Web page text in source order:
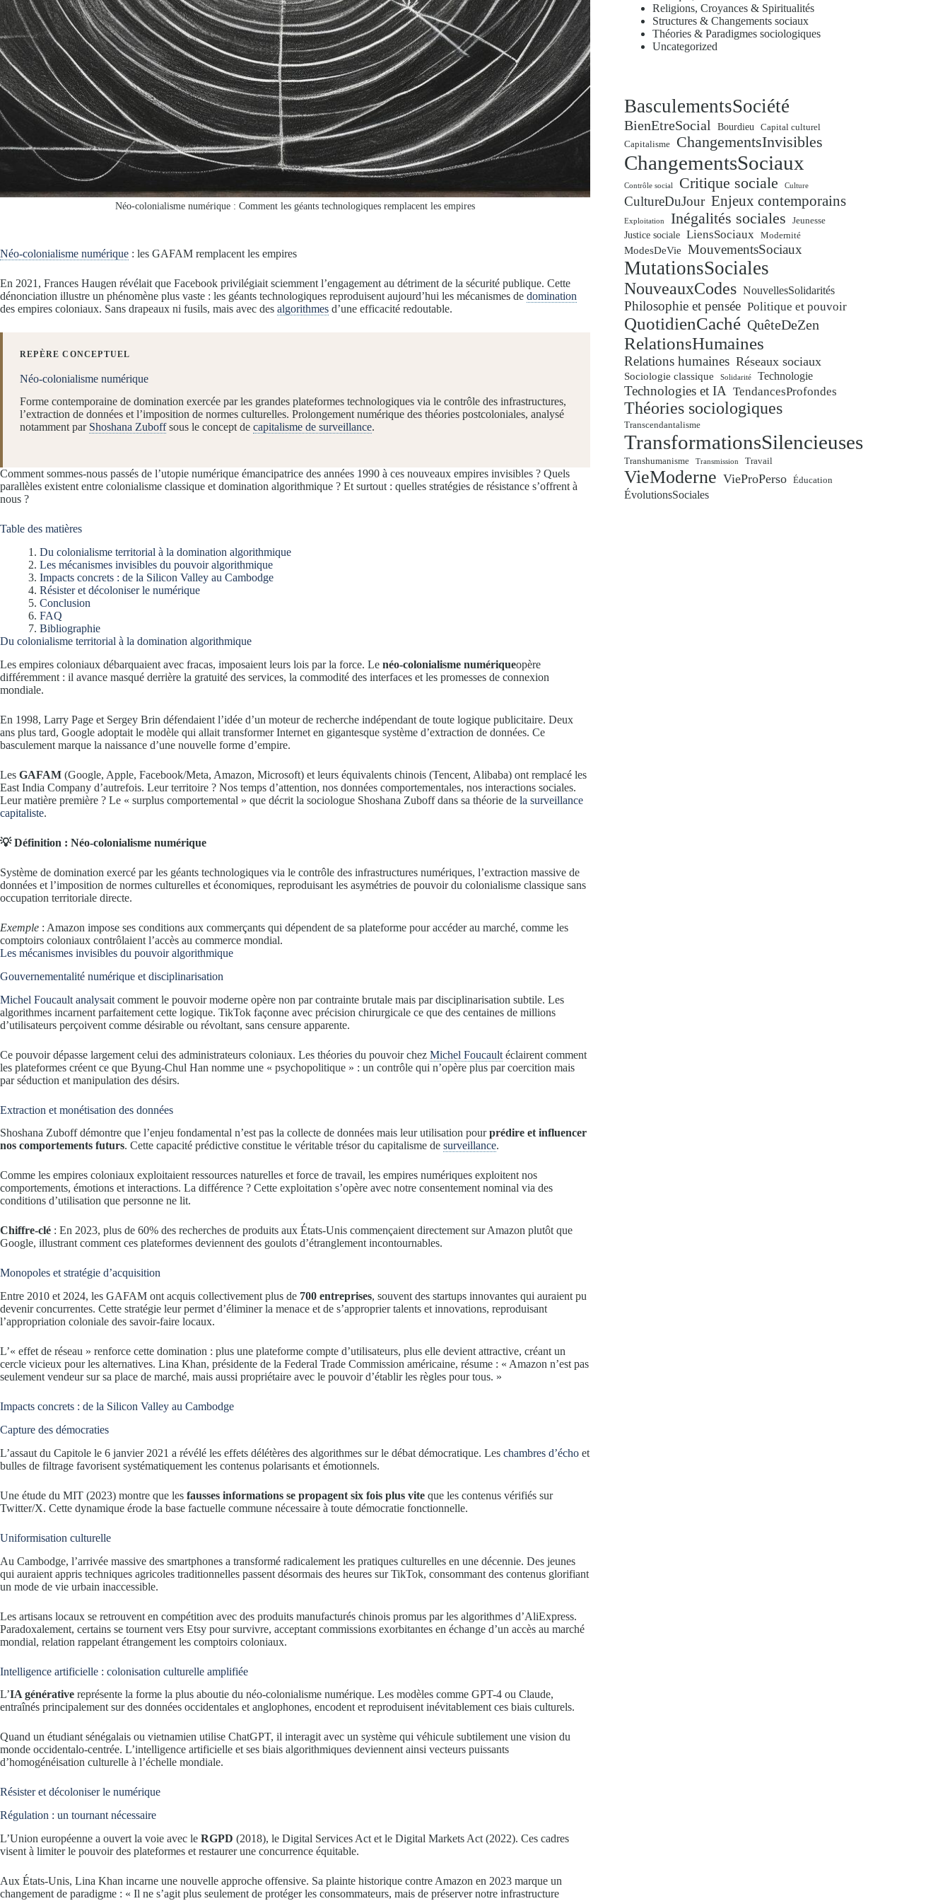
Néo-colonialisme numérique : Comment les géants technologiques remplacent les empires
Néo-colonialisme numérique : les GAFAM remplacent les empires
En 2021, Frances Haugen révélait que Facebook privilégiait sciemment l’engagement au détriment de la sécurité publique. Cette
dénonciation illustre un phénomène plus vaste : les géants technologiques reproduisent aujourd’hui les mécanismes de domination
des empires coloniaux. Sans drapeaux ni fusils, mais avec des algorithmes d’une efficacité redoutable.
REPÈRE CONCEPTUEL
Néo-colonialisme numérique
Forme contemporaine de domination exercée par les grandes plateformes technologiques via le contrôle des infrastructures,
l’extraction de données et l’imposition de normes culturelles. Prolongement numérique des théories postcoloniales, analysé
notamment par Shoshana Zuboffsous le concept de capitalisme de surveillance.
Comment sommes-nous passés de l’utopie numérique émancipatrice des années 1990 à ces nouveaux empires invisibles ? Quels
parallèles existent entre colonialisme classique et domination algorithmique ? Et surtout : quelles stratégies de résistance s’offrent à
nous ?
Table des matières
Du colonialisme territorial à la domination algorithmique
Les mécanismes invisibles du pouvoir algorithmique
Impacts concrets : de la Silicon Valley au Cambodge
Résister et décoloniser le numérique
Conclusion
FAQ
Bibliographie
Du colonialisme territorial à la domination algorithmique
Les empires coloniaux débarquaient avec fracas, imposaient leurs lois par la force. Le néo-colonialisme numériqueopère
différemment : il avance masqué derrière la gratuité des services, la commodité des interfaces et les promesses de connexion
mondiale.
En 1998, Larry Page et Sergey Brin défendaient l’idée d’un moteur de recherche indépendant de toute logique publicitaire. Deux
ans plus tard, Google adoptait le modèle qui allait transformer Internet en gigantesque système d’extraction de données. Ce
basculement marque la naissance d’une nouvelle forme d’empire.
Les GAFAM (Google, Apple, Facebook/Meta, Amazon, Microsoft) et leurs équivalents chinois (Tencent, Alibaba) ont remplacé les
East India Company d’autrefois. Leur territoire ? Nos temps d’attention, nos données comportementales, nos interactions sociales.
Leur matière première ? Le « surplus comportemental » que décrit la sociologue Shoshana Zuboff dans sa théorie de la surveillance
capitaliste.
💡 Définition : Néo-colonialisme numérique
Système de domination exercé par les géants technologiques via le contrôle des infrastructures numériques, l’extraction massive de
données et l’imposition de normes culturelles et économiques, reproduisant les asymétries de pouvoir du colonialisme classique sans
occupation territoriale directe.
Exemple : Amazon impose ses conditions aux commerçants qui dépendent de sa plateforme pour accéder au marché, comme les
comptoirs coloniaux contrôlaient l’accès au commerce mondial.
Les mécanismes invisibles du pouvoir algorithmique
Gouvernementalité numérique et disciplinarisation
Michel Foucault analysait comment le pouvoir moderne opère non par contrainte brutale mais par disciplinarisation subtile. Les
algorithmes incarnent parfaitement cette logique. TikTok façonne avec précision chirurgicale ce que des centaines de millions
d’utilisateurs perçoivent comme désirable ou révoltant, sans censure apparente.
Ce pouvoir dépasse largement celui des administrateurs coloniaux. Les théories du pouvoir chez Michel Foucault éclairent comment
les plateformes créent ce que Byung-Chul Han nomme une « psychopolitique » : un contrôle qui n’opère plus par coercition mais
par séduction et manipulation des désirs.
Extraction et monétisation des données
Shoshana Zuboff démontre que l’enjeu fondamental n’est pas la collecte de données mais leur utilisation pourprédire et influencer
nos comportements futurs. Cette capacité prédictive constitue le véritable trésor du capitalisme de surveillance.
Comme les empires coloniaux exploitaient ressources naturelles et force de travail, les empires numériques exploitent nos
comportements, émotions et interactions. La différence ? Cette exploitation s’opère avec notre consentement nominal via des
conditions d’utilisation que personne ne lit.
Chiffre-clé : En 2023, plus de 60% des recherches de produits aux États-Unis commençaient directement sur Amazon plutôt que
Google, illustrant comment ces plateformes deviennent des goulots d’étranglement incontournables.
Monopoles et stratégie d’acquisition
Entre 2010 et 2024, les GAFAM ont acquis collectivement plus de 700 entreprises, souvent des startups innovantes qui auraient pu
devenir concurrentes. Cette stratégie leur permet d’éliminer la menace et de s’approprier talents et innovations, reproduisant
l’appropriation coloniale des savoir-faire locaux.
L’« effet de réseau » renforce cette domination : plus une plateforme compte d’utilisateurs, plus elle devient attractive, créant un
cercle vicieux pour les alternatives. Lina Khan, présidente de la Federal Trade Commission américaine, résume : « Amazon n’est pas
seulement vendeur sur sa place de marché, mais aussi propriétaire avec le pouvoir d’établir les règles pour tous. »
Impacts concrets : de la Silicon Valley au Cambodge
Capture des démocraties
L’assaut du Capitole le 6 janvier 2021 a révélé les effets délétères des algorithmes sur le débat démocratique. Les chambres d’écho et
bulles de filtrage favorisent systématiquement les contenus polarisants et émotionnels.
Une étude du MIT (2023) montre que les fausses informations se propagent six fois plus vite que les contenus vérifiés sur
Twitter/X. Cette dynamique érode la base factuelle commune nécessaire à toute démocratie fonctionnelle.
Uniformisation culturelle
Au Cambodge, l’arrivée massive des smartphones a transformé radicalement les pratiques culturelles en une décennie. Des jeunes
qui auraient appris techniques agricoles traditionnelles passent désormais des heures sur TikTok, consommant des contenus glorifiant
un mode de vie urbain inaccessible.
Les artisans locaux se retrouvent en compétition avec des produits manufacturés chinois promus par les algorithmes d’AliExpress.
Paradoxalement, certains se tournent vers Etsy pour survivre, acceptant commissions exorbitantes en échange d’un accès au marché
mondial, relation rappelant étrangement les comptoirs coloniaux.
Intelligence artificielle : colonisation culturelle amplifiée
L’IA générative représente la forme la plus aboutie du néo-colonialisme numérique. Les modèles comme GPT-4 ou Claude,
entraînés principalement sur des données occidentales et anglophones, encodent et reproduisent inévitablement ces biais culturels.
Quand un étudiant sénégalais ou vietnamien utilise ChatGPT, il interagit avec un système qui véhicule subtilement une vision du
monde occidentalo-centrée. L’intelligence artificielle et ses biais algorithmiques deviennent ainsi vecteurs puissants
d’homogénéisation culturelle à l’échelle mondiale.
Résister et décoloniser le numérique
Régulation : un tournant nécessaire
L’Union européenne a ouvert la voie avec le RGPD (2018), le Digital Services Act et le Digital Markets Act (2022). Ces cadres
visent à limiter le pouvoir des plateformes et restaurer une concurrence équitable.
Aux États-Unis, Lina Khan incarne une nouvelle approche offensive. Sa plainte historique contre Amazon en 2023 marque un
changement de paradigme : « Il ne s’agit plus seulement de protéger les consommateurs, mais de préserver notre infrastructure
Religions, Croyances & Spiritualités
Structures & Changements sociaux
Théories & Paradigmes sociologiques
Uncategorized
BasculementsSociété
BienEtreSocial Bourdieu
Capital culturel
Capitalisme
ChangementsInvisibles
ChangementsSociaux
Contrôle social Critique sociale Culture
CultureDuJour Enjeux contemporains
Exploitation Inégalités sociales Jeunesse
Justice sociale LiensSociaux Modernité
ModesDeVie MouvementsSociaux
MutationsSociales
NouveauxCodes NouvellesSolidarités
Philosophie et pensée Politique et pouvoir
QuotidienCaché QuêteDeZen
RelationsHumaines
Relations humaines Réseaux sociaux
Sociologie classique Solidarité Technologie
Technologies et IA TendancesProfondes
Théories sociologiques
Transcendantalisme
TransformationsSilencieuses
Transhumanisme Transmission Travail
VieModerne VieProPerso Éducation
ÉvolutionsSociales